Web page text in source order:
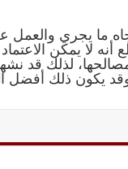
ما يجري والعمل
أنه لا يمكن
لذلك قد
يكون ذلك أفضل